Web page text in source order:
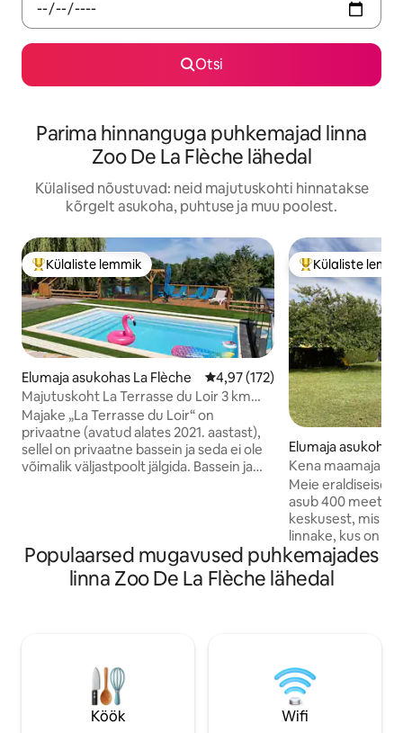
Otsi
Parima hinnanguga puhkemajad linna
Zoo De La Flèche lähedal
Külalised nõustuvad: neid majutuskohti hinnatakse
kõrgelt asukoha, puhtuse ja muu poolest.
Külaliste suur lemmik
Külaliste lemmik
Elumaja asukohas La Flèche Keskmine hinnang 4,97/5, 172
4,97 (172)
Majutuskoht La Terrasse du Loir 3 km
kaugusel La Flèche'i loomaaiast
Majake „La Terrasse du Loir“ on
privaatne (avatud alates 2021. aastast),
sellel on privaatne bassein ja seda ei ole
võimalik väljastpoolt jälgida. Bassein ja
soojendusega bassein 26. märtsist 1.
novembrini (kaasa arvatud). 115 m2
maamaja + suur 24 m2 terrass vaatega
magavad voodites).
Külaliste suur
Külaliste
Elumaja
ngé
Kena maamaja
Meie eraldiseisev
asub 400 meetri
keskusest, mis
linnake, kus on
(pagaripood,
avatud ka
vabaajakeskust. Oled 15 minuti kaugusel
La Fleche
ning 35 minuti kaugusel Le Mansi 24h
ringristmikust
Populaarsed mugavused puhkemajades
linna Zoo De La Flèche lähedal
Köök Wifi